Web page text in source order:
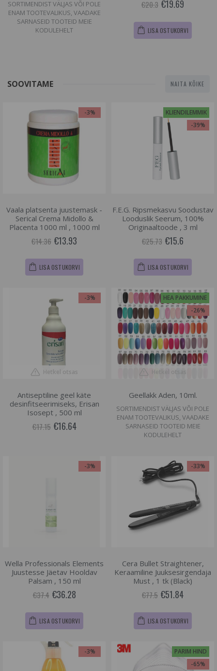
SORTIMENDIST VÄLJAS VÕI POLE
ENAM TOOTEVALIKUS, VAADAKE
SARNASEID TOOTEID MEIE
KODULEHELT
€20.3 €19.69
LISA OSTUKORVI
SOOVITAME NAITA KÕIKE
-3%
Vaala platsenta juustemask -
Serical Crema Midollo &
Placenta 1000 ml , 1000 ml
€14.36 €13.93
LISA OSTUKORVI
KLIENDILEMMIK
-39%
F.E.G. Ripsmekasvu Soodustav
Looduslik Seerum, 100%
Originaaltoode , 3 ml
€25.73 €15.6
LISA OSTUKORVI
-3%
Hetkel otsas
Antiseptiline geel käte
desinfitseerimiseks, Erisan
Isosept , 500 ml
€17.15 €16.64
HEA PAKKUMINE
-26%
Hetkel otsas
Geellakk Aden, 10ml.
SORTIMENDIST VÄLJAS VÕI POLE
ENAM TOOTEVALIKUS, VAADAKE
SARNASEID TOOTEID MEIE
KODULEHELT
-3%
Wella Professionals Elements
Juustesse Jäetav Hooldav
Palsam , 150 ml
€37.4 €36.28
LISA OSTUKORVI
-33%
Cera Bullet Straightener,
Keraamiline Juuksesirgendaja
Must , 1 tk (Black)
€77.5 €51.84
LISA OSTUKORVI
-3%
PARIM HIND
-65%